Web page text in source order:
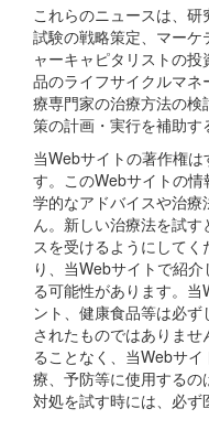
これらのニュースは、
試験の戦略策定、マー
ャーキャピタリストの
品のライフサイクルマ
療専門家の治療方法の
策の計画・実行を補助す
当Webサイトの著作権
す。このWebサイトの
学的なアドバイスや治
ん。新しい治療法を試
スを受けるようにして
り、当Webサイトで紹
る可能性があります。
ント、健康食品等は必
されたものではありま
ることなく、当Webサ
療、予防等に使用する
対処を試す時には、必ず